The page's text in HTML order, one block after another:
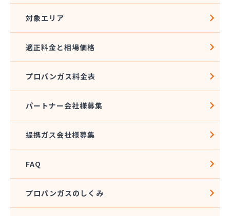
(株)ツカダ
(株)ハコモリ
(株)ミツウロコ 常総つくば店
(株)ミヤウチ
(株)ミヤタ
(株)ヨシバ
(株)ライフレッシュイワタ
(株)伊藤商店
(株)井上善兵衛
(株)横田エネルギーサプライ
(株)岡野商店
(株)下館ホームガスセンター
対象エリア
適正料金と相場価格
プロパンガス料金表
パートナー会社様募集
提携ガス会社様募集
FAQ
プロパンガスのしくみ